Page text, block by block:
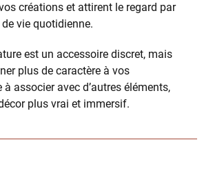
créations et attirent le regard par
vie quotidienne.
est un accessoire discret, mais
plus de caractère à vos
associer avec d’autres éléments,
plus vrai et immersif.